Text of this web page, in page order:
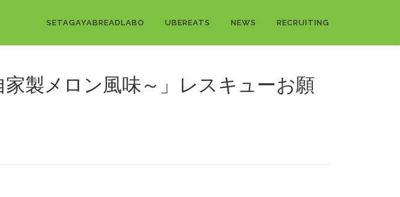
SETAGAYABREADLABO UBEREATS NEWS RECRUITING
製メロン風味～」レスキューお願